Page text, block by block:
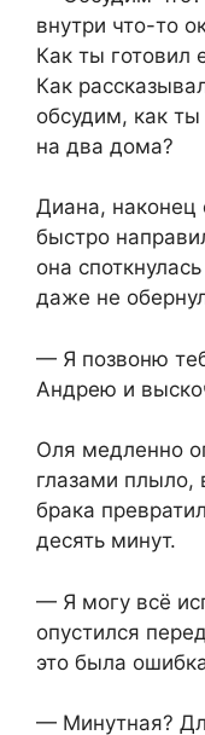
внутри что-то
Как ты
Как
обсудим, как
на два дома?
Диана, наконец
быстро
она
даже не
— Я позвоню
Андрею и
Оля медленно
глазами плыло,
брака
десять минут.
— Я могу всё
опустился
это была
— Минутная?